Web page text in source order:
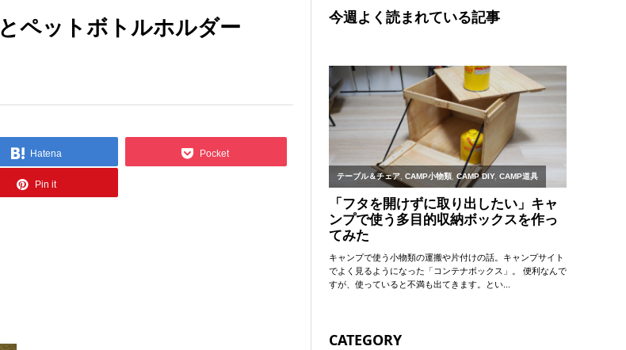
ペットボトルホルダー
Hatena Pocket
Pin it
今週よく読まれている記事
CATEGORY